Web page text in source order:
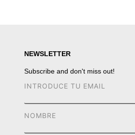
NEWSLETTER
Subscribe and don't miss out!